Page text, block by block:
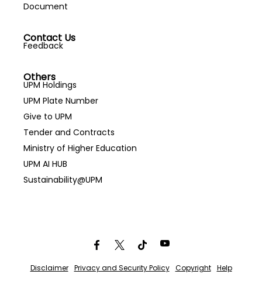
Document
Contact Us
Feedback
Others
UPM Holdings
UPM Plate Number
Give to UPM
Tender and Contracts
Ministry of Higher Education
UPM AI HUB
Sustainability@UPM
Disclaimer Privacy and Security Policy Copyright
Help